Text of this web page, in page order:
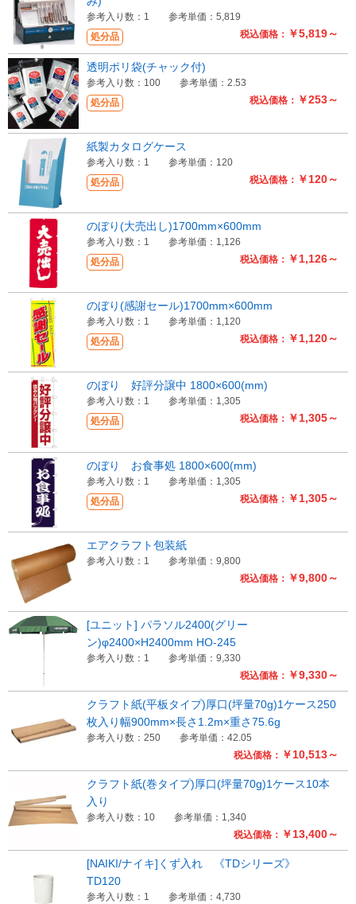
処分品 税込価格： ￥5,819～
参考入り数：1 参考単価：5,819
処分品 税込価格： ￥253～
透明ポリ袋(チャック付)
参考入り数：100 参考単価：2.53
処分品 税込価格： ￥120～
紙製カタログケース
参考入り数：1 参考単価：120
処分品 税込価格： ￥1,126～
のぼり(大売出し)1700mm×600mm
参考入り数：1 参考単価：1,126
処分品 税込価格： ￥1,120～
のぼり(感謝セール)1700mm×600mm
参考入り数：1 参考単価：1,120
処分品 税込価格： ￥1,305～
のぼり 好評分譲中 1800×600(mm)
参考入り数：1 参考単価：1,305
処分品 税込価格： ￥1,305～
のぼり お食事処 1800×600(mm)
参考入り数：1 参考単価：1,305
税込価格： ￥9,800～
エアクラフト包装紙
参考入り数：1 参考単価：9,800
税込価格： ￥9,330～
[ユニット] パラソル2400(グリー
ン)φ2400×H2400mm HO-245
参考入り数：1 参考単価：9,330
税込価格： ￥10,513～
クラフト紙(平板タイプ)厚口(坪量70g)1ケース250
枚入り幅900mm×長さ1.2m×重さ75.6g
参考入り数：250 参考単価：42.05
税込価格： ￥13,400～
クラフト紙(巻タイプ)厚口(坪量70g)1ケース10本
入り
参考入り数：10 参考単価：1,340
[NAIKI/ナイキ]くず入れ 《TDシリーズ》
TD120
参考入り数：1 参考単価：4,730